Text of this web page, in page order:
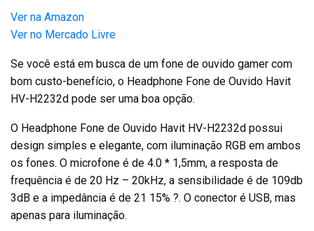
Ver na Amazon
Ver no Mercado Livre
Se você está em busca de um fone de ouvido gamer com
bom custo-benefício, o Headphone Fone de Ouvido Havit
HV-H2232d pode ser uma boa opção.
O Headphone Fone de Ouvido Havit HV-H2232d possui
design simples e elegante, com iluminação RGB em ambos
os fones. O microfone é de 4.0 * 1,5mm, a resposta de
frequência é de 20 Hz – 20kHz, a sensibilidade é de 109db
3dB e a impedância é de 21 15% ?. O conector é USB, mas
apenas para iluminação.